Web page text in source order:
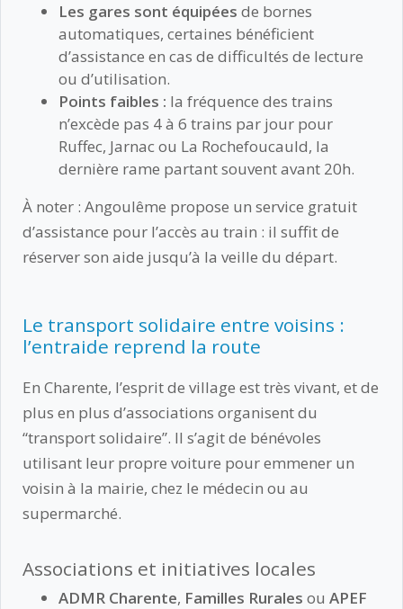
Les gares sont équipées de bornes
automatiques, certaines bénéficient
d’assistance en cas de difficultés de lecture
ou d’utilisation.
Points faibles : la fréquence des trains
n’excède pas 4 à 6 trains par jour pour
Ruffec, Jarnac ou La Rochefoucauld, la
dernière rame partant souvent avant 20h.
À noter : Angoulême propose un service gratuit
d’assistance pour l’accès au train : il suffit de
réserver son aide jusqu’à la veille du départ.
Le transport solidaire entre voisins :
l’entraide reprend la route
En Charente, l’esprit de village est très vivant, et de
plus en plus d’associations organisent du
“transport solidaire”. Il s’agit de bénévoles
utilisant leur propre voiture pour emmener un
voisin à la mairie, chez le médecin ou au
supermarché.
Associations et initiatives locales
ADMR Charente, Familles Rurales ou APEF